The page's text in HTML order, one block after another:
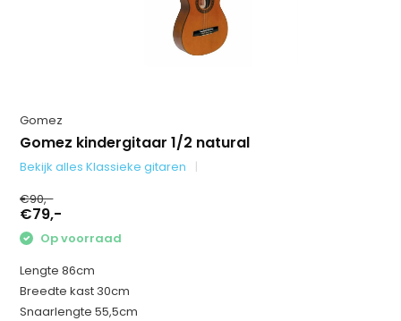
Gomez
Gomez kindergitaar 1/2 natural
Bekijk alles Klassieke gitaren
€90,-
€79,-
Op voorraad
Lengte 86cm
Breedte kast 30cm
Snaarlengte 55,5cm